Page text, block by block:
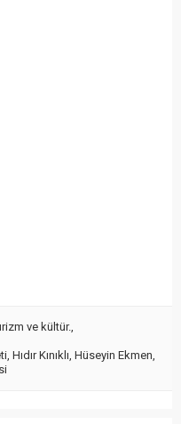
ve kültür.,
, Hıdır Kınıklı, Hüseyin Ekmen,